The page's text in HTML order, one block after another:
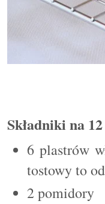
Składniki na
6 plastrów
tostowy to
2 pomidory